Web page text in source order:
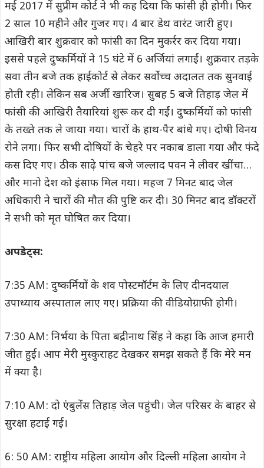
मई 2017 में सुप्रीम कोर्ट ने भी कह दिया कि फांसी ही होगी। फिर
2 साल 10 महीने और गुजर गए। 4 बार डेथ वारंट जारी हुए।
आखिरी बार शुक्रवार को फांसी का दिन मुकर्रर कर दिया गया।
इससे पहले दुष्कर्मियों ने 15 घंटे में 6 अर्जियां लगाईं। शुक्रवार तड़के
सवा तीन बजे तक हाईकोर्ट से लेकर सर्वोच्च अदालत तक सुनवाई
होती रही। लेकिन सब अर्जी खारिज। सुबह 5 बजे तिहाड़ जेल में
फांसी की आखिरी तैयारियां शुरू कर दी गईं। दुष्कर्मियों को फांसी
के तख्ते तक ले जाया गया। चारों के हाथ-पैर बांधे गए। दोषी विनय
रोने लगा। फिर सभी दोषियों के चेहरे पर नकाब डाला गया और फंदे
कस दिए गए। ठीक साढ़े पांच बजे जल्लाद पवन ने लीवर खींचा…
और मानो देश को इंसाफ मिल गया। महज 7 मिनट बाद जेल
अधिकारी ने चारों की मौत की पुष्टि कर दी। 30 मिनट बाद डॉक्टरों
ने सभी को मृत घोषित कर दिया।
अपडेट्स:
7:35 AM: दुष्कर्मियों के शव पोस्टमॉर्टम के लिए दीनदयाल
उपाध्याय अस्पाताल लाए गए। प्रक्रिया की वीडियोग्राफी होगी।
7:30 AM: निर्भया के पिता बद्रीनाथ सिंह ने कहा कि आज हमारी
जीत हुई। आप मेरी मुस्कुराहट देखकर समझ सकते हैं कि मेरे मन
में क्या है।
7:10 AM: दो एंबुलेंस तिहाड़ जेल पहुंची। जेल परिसर के बाहर से
सुरक्षा हटाई गई।
6: 50 AM: राष्ट्रीय महिला आयोग और दिल्ली महिला आयोग ने